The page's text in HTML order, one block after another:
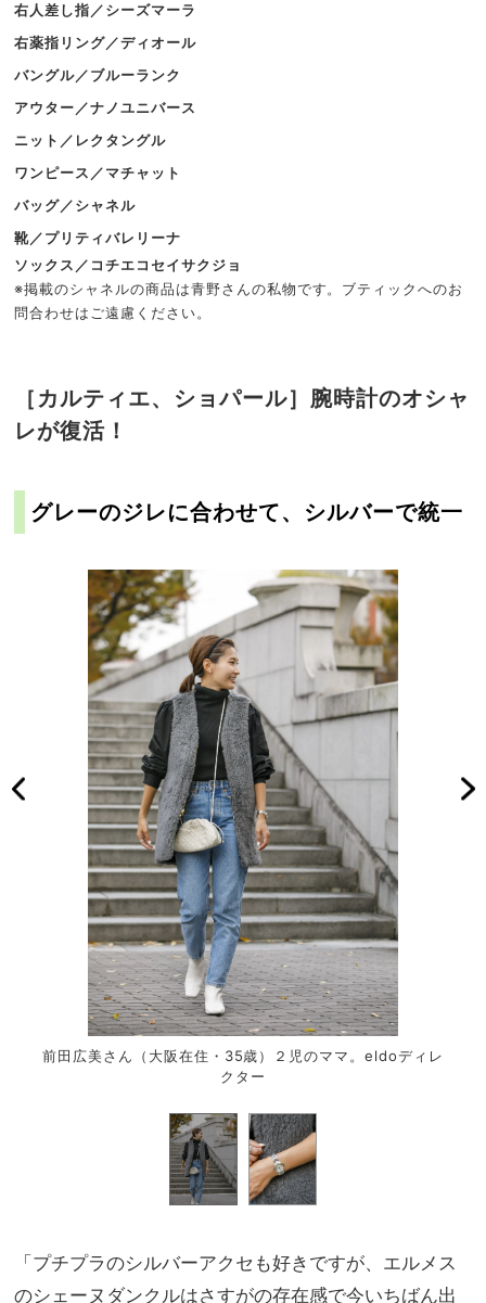
右人差し指／シーズマーラ
右薬指リング／ディオール
バングル／ブルーランク
アウター／ナノユニバース
ニット／レクタングル
ワンピース／マチャット
バッグ／シャネル
靴／プリティバレリーナ
ソックス／コチエコセイサクジョ
※掲載のシャネルの商品は青野さんの私物です。ブティックへのお
問合わせはご遠慮ください。
［カルティエ、ショパール］腕時計のオシャ
レが復活！
グレーのジレに合わせて、シルバーで統一
前田広美さん（大阪在住・35歳）２児のママ。eldoディレ
クター
「プチプラのシルバーアクセも好きですが、エルメス
のシェーヌダンクルはさすがの存在感で今いちばん出